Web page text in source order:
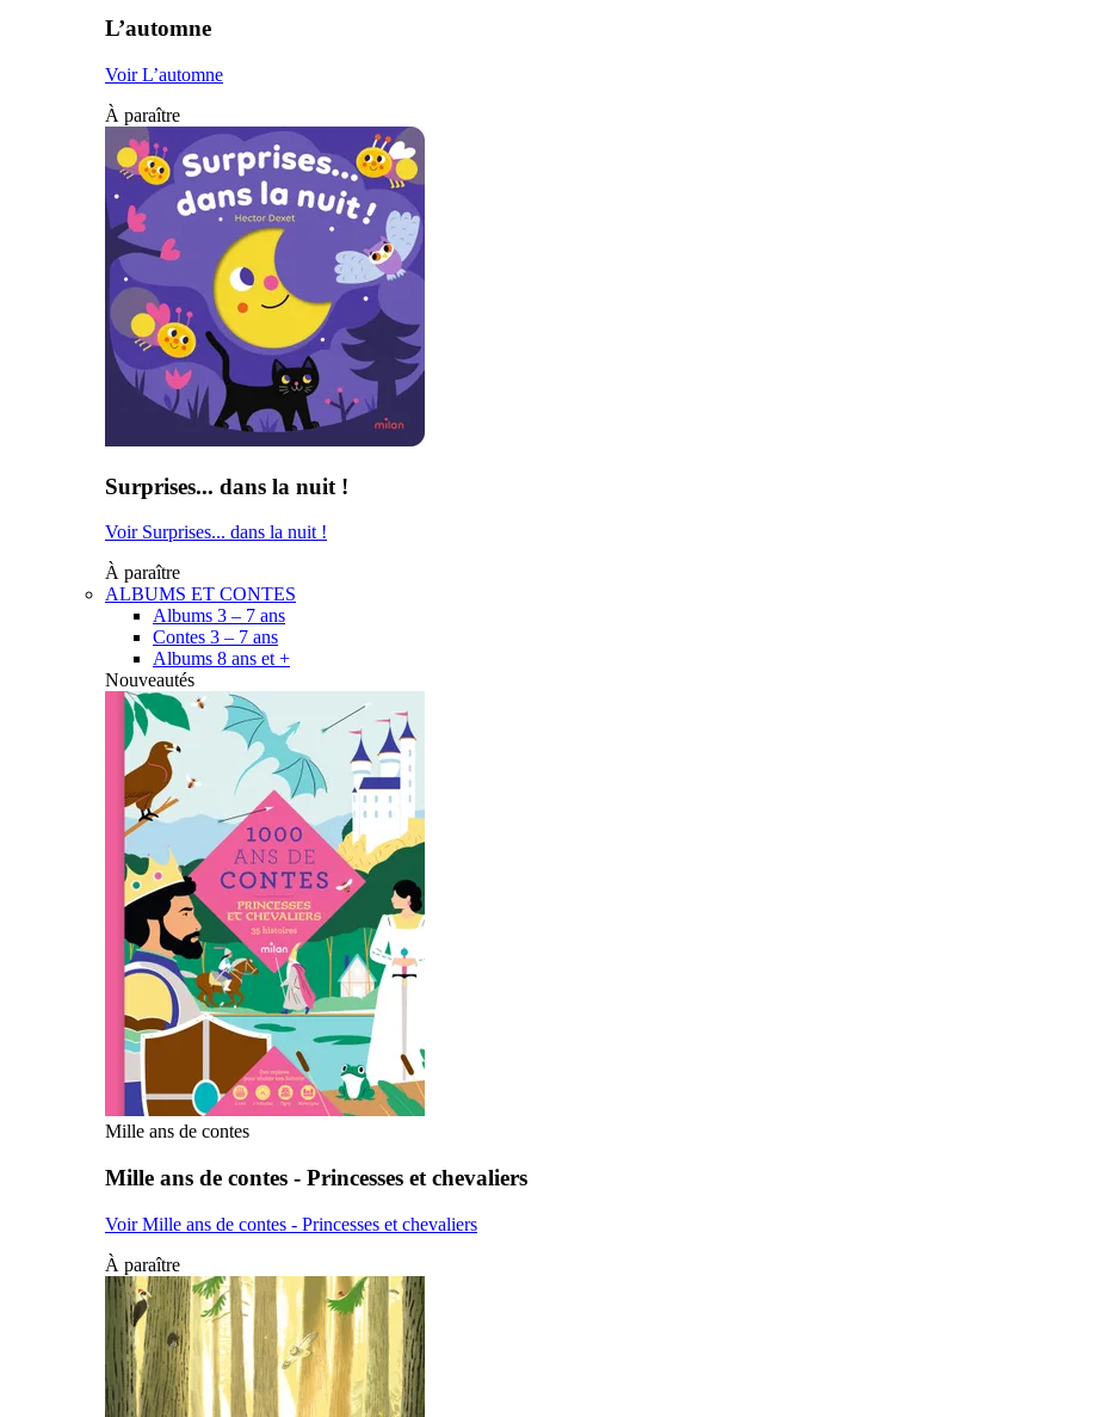
L’automne
Voir L’automne
À paraître
Surprises... dans la nuit !
Voir Surprises... dans la nuit !
À paraître
ALBUMS ET CONTES
Albums 3 – 7 ans
Contes 3 – 7 ans
Albums 8 ans et +
Nouveautés
Mille ans de contes
Mille ans de contes - Princesses et chevaliers
Voir Mille ans de contes - Princesses et chevaliers
À paraître